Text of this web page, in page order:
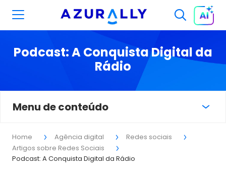
Podcast: A Conquista Digital da
Rádio
Home Agência digital
Redes sociais
Artigos sobre Redes Sociais
Podcast: A Conquista Digital da Rádio
Menu de conteúdo